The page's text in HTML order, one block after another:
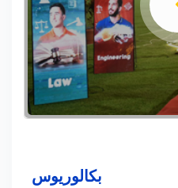
بكالوريوس